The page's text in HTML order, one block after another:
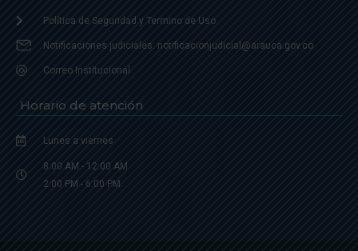
Política de Seguridad y Termino de Uso
Notificaciones judiciales: notificacionjudicial@arauca.gov.co
Correo Institucional
Horario de atención
Lunes a viernes
8:00 AM - 12:00 AM
2:00 PM - 6:00 PM.